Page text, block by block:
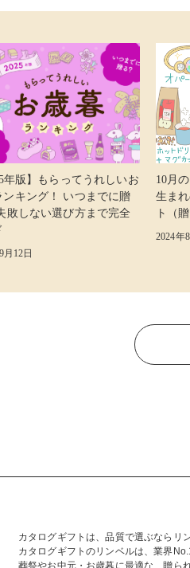
年版】もらってうれしいお
ンキング！ いつまでに贈
敗しない選び方まで完全
月12日
10月
生ま
ト（
2024年
カタログギフトは、品質で選ぶならリ
カタログギフトのリンベルは、業界